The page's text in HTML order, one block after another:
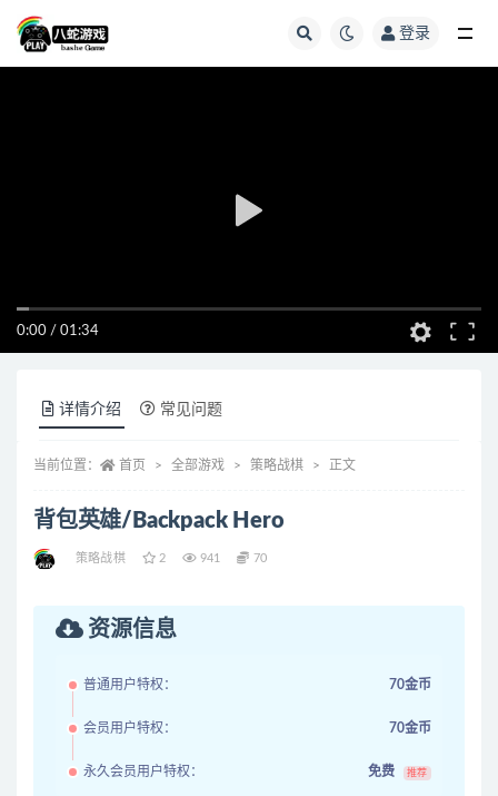
登录
0:00 / 01:34
详情介绍 常见问题
当前位置： 首页 全部游戏 策略战棋 正文
背包英雄/Backpack Hero
策略战棋 2 941 70
资源信息
普通用户特权： 70金币
会员用户特权： 70金币
永久会员用户特权： 免费 推荐